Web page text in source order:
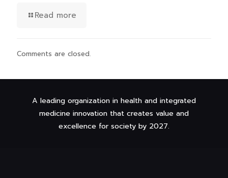
Read more
Comments are closed.
A leading organization in health and integrated
medicine innovation that creates value and
excellence for society by 2027.